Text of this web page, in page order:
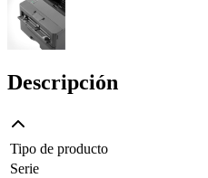
Descripción
Tipo de producto
Serie